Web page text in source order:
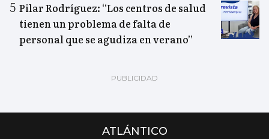
Pilar Rodríguez: “Los centros de salud
tienen un problema de falta de
personal que se agudiza en verano”
ATLÁNTICO